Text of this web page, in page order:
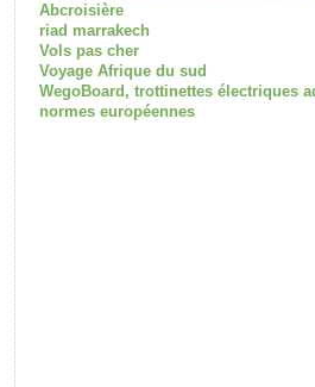
Abcroisière
riad marrakech
Vols pas cher
Voyage Afrique du sud
WegoBoard, trottinettes électriques
normes européennes